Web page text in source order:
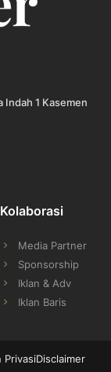
1 Kasemen
Kolaborasi
Media Partner
Sponsorship
Iklan & Adv
Iklan Baris
PrivasiDisclaimer